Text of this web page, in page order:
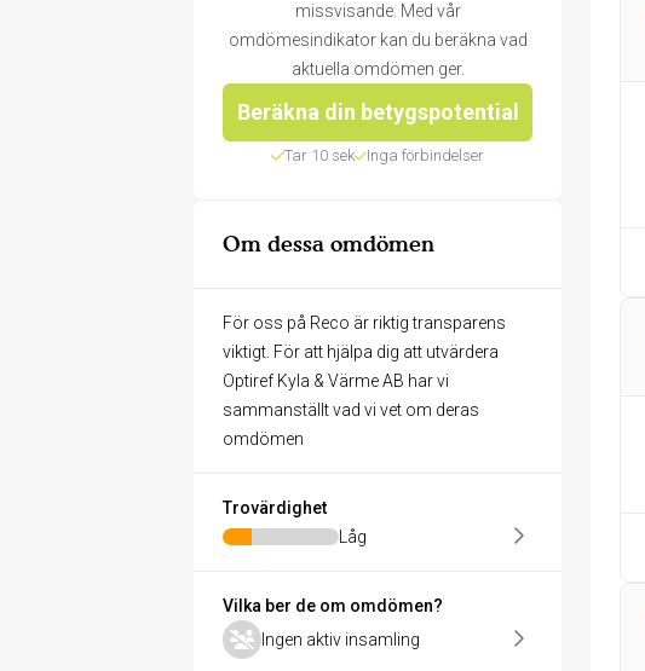
missvisande. Med vår
omdömesindikator kan du beräkna vad
aktuella omdömen ger.
Beräkna din betygspotential
Tar 10 sek Inga förbindelser
Om dessa omdömen
För oss på Reco är riktig transparens
viktigt. För att hjälpa dig att utvärdera
Optiref Kyla & Värme AB har vi
sammanställt vad vi vet om deras
omdömen
Trovärdighet
Låg
Vilka ber de om omdömen?
Ingen aktiv insamling